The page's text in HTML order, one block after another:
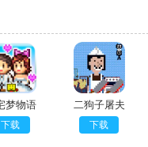
梦物语
结版
下载
二狗子屠夫
躲猫猫
下载